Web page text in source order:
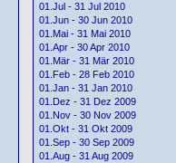
01.Jul - 31 Jul 2010
01.Jun - 30 Jun 2010
01.Mai - 31 Mai 2010
01.Apr - 30 Apr 2010
01.Mär - 31 Mär 2010
01.Feb - 28 Feb 2010
01.Jan - 31 Jan 2010
01.Dez - 31 Dez 2009
01.Nov - 30 Nov 2009
01.Okt - 31 Okt 2009
01.Sep - 30 Sep 2009
01.Aug - 31 Aug 2009